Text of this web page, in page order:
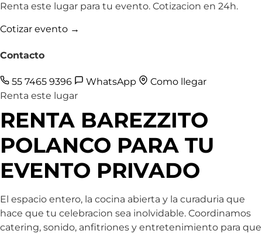
Renta este lugar para tu evento. Cotizacion en 24h.
Cotizar evento →
Contacto
55 7465 9396 WhatsApp
Como llegar
Renta este lugar
RENTA BAREZZITO
POLANCO PARA TU
EVENTO PRIVADO
El espacio entero, la cocina abierta y la curaduria que
hace que tu celebracion sea inolvidable. Coordinamos
catering, sonido, anfitriones y entretenimiento para que